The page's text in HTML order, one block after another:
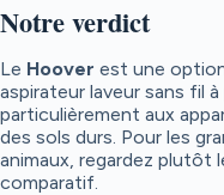
Notre verdict
Le Hoover est une
aspirateur laveur sans fil
particulièrement aux
des sols durs. Pour les
animaux, regardez plutôt
comparatif.